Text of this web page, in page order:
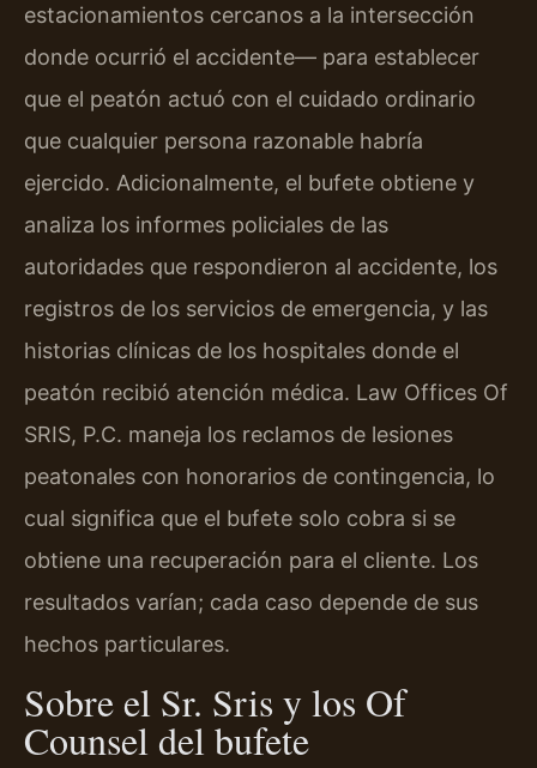
estacionamientos cercanos a la intersección
donde ocurrió el accidente— para establecer
que el peatón actuó con el cuidado ordinario
que cualquier persona razonable habría
ejercido. Adicionalmente, el bufete obtiene y
analiza los informes policiales de las
autoridades que respondieron al accidente, los
registros de los servicios de emergencia, y las
historias clínicas de los hospitales donde el
peatón recibió atención médica. Law Offices Of
SRIS, P.C. maneja los reclamos de lesiones
peatonales con honorarios de contingencia, lo
cual significa que el bufete solo cobra si se
obtiene una recuperación para el cliente. Los
resultados varían; cada caso depende de sus
hechos particulares.
Sobre el Sr. Sris y los Of
Counsel del bufete